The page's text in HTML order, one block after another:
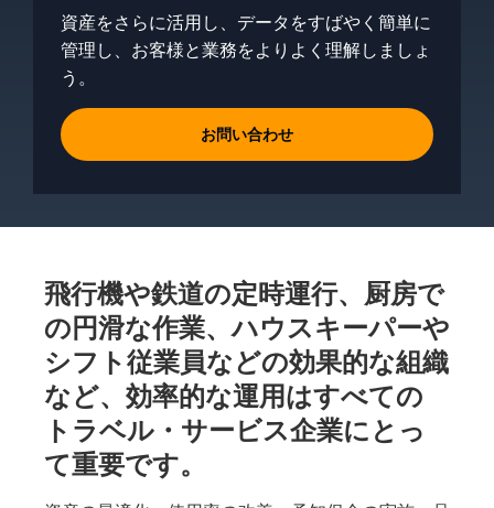
導入事例
パートナー
ブログ
資産をさらに活用し、データをすばやく簡単に
管理し、お客様と業務をよりよく理解しましょ
う。
お問い合わせ
飛行機や鉄道の定時運行、厨房で
の円滑な作業、ハウスキーパーや
シフト従業員などの効果的な組織
など、効率的な運用はすべての
トラベル・サービス企業にとっ
て重要です。